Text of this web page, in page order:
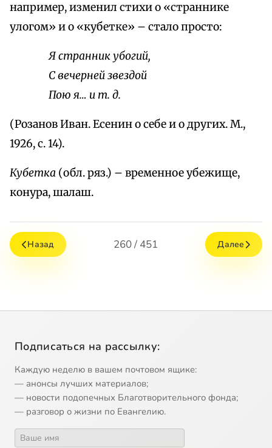
например, изменил стихи о «страннике
улогом» и о «кубетке» – стало просто:
Я странник убогий,
С вечерней звездой
Пою я… и т. д.
(Розанов Иван. Есенин о себе и о других. М.,
1926, с. 14).
Кубетка (обл. ряз.) – временное убежище,
конура, шалаш.
Назад 260 / 451 Далее
Подписаться на рассылку:
Каждую неделю в вашем почтовом ящике:
— анонсы лучших материалов;
— новости подопечных Благотворительного фонда;
— разговор о жизни по Евангелию.